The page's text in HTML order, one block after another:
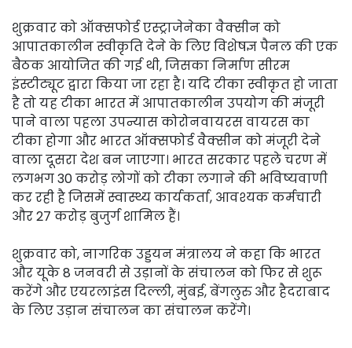
शुक्रवार को ऑक्सफोर्ड एस्ट्राजेनेका वैक्सीन को
आपातकालीन स्वीकृति देने के लिए विशेषज्ञ पैनल की एक
बैठक आयोजित की गई थी, जिसका निर्माण सीरम
इंस्टीट्यूट द्वारा किया जा रहा है। यदि टीका स्वीकृत हो जाता
है तो यह टीका भारत में आपातकालीन उपयोग की मंजूरी
पाने वाला पहला उपन्यास कोरोनवायरस वायरस का
टीका होगा और भारत ऑक्सफोर्ड वैक्सीन को मंजूरी देने
वाला दूसरा देश बन जाएगा। भारत सरकार पहले चरण में
लगभग 30 करोड़ लोगों को टीका लगाने की भविष्यवाणी
कर रही है जिसमें स्वास्थ्य कार्यकर्ता, आवश्यक कर्मचारी
और 27 करोड़ बुजुर्ग शामिल हैं।
शुक्रवार को, नागरिक उड्डयन मंत्रालय ने कहा कि भारत
और यूके 8 जनवरी से उड़ानों के संचालन को फिर से शुरू
करेंगे और एयरलाइंस दिल्ली, मुंबई, बेंगलुरु और हैदराबाद
के लिए उड़ान संचालन का संचालन करेंगे।